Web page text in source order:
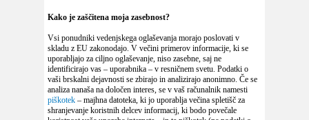
Kako je zaščitena moja zasebnost?
Vsi ponudniki vedenjskega oglaševanja morajo poslovati v
skladu z EU zakonodajo. V večini primerov informacije, ki se
uporabljajo za ciljno oglaševanje, niso zasebne, saj ne
identificirajo vas – uporabnika – v resničnem svetu. Podatki o
vaši brskalni dejavnosti se zbirajo in analizirajo anonimno. Če se
analiza nanaša na določen interes, se v vaš računalnik namesti
piškotek – majhna datoteka, ki jo uporablja večina spletišč za
shranjevanje koristnih delcev informacij, ki bodo povečale